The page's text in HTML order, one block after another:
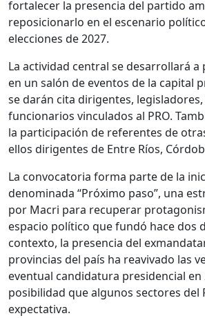
fortalecer la presencia del partido
reposicionarlo en el escenario
elecciones de 2027.
La actividad central se desarrollará a
en un salón de eventos de la capital
se darán cita dirigentes,
funcionarios vinculados al PRO.
la participación de referentes de
ellos dirigentes de Entre Ríos,
La convocatoria forma parte de la
denominada “Próximo paso”, una
por Macri para recuperar
espacio político que fundó hace dos
contexto, la presencia del
provincias del país ha reavivado las
eventual candidatura presidencial en
posibilidad que algunos sectores del
expectativa.